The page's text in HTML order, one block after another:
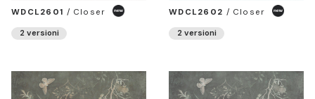
WDCL2601 / Closer
2 versioni
WDCL2602 / Closer
2 versioni